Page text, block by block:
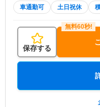
車通勤可 土日祝休
保存する